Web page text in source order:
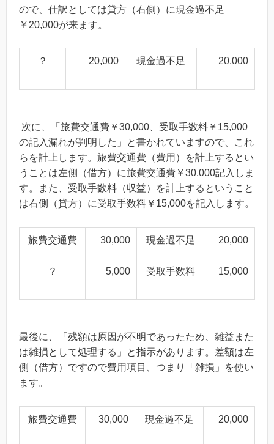
ので、仕訳としては貸方（右側）に現金過不足
￥20,000が来ます。
？ 20,000 現金過不足 20,000
次に、「旅費交通費￥30,000、受取手数料￥15,000
の記入漏れが判明した」と書かれていますので、これ
らを計上します。旅費交通費（費用）を計上するとい
うことは左側（借方）に旅費交通費￥30,000記入しま
す。また、受取手数料（収益）を計上するということ
は右側（貸方）に受取手数料￥15,000を記入します。
旅費交通費
？
30,000
5,000
現金過不足
受取手数料
20,000
15,000
最後に、「 残額は原因が不明であったため、雑益また
は雑損として処理する 」と指示があります。差額は左
側（借方）ですので費用項目、つまり「雑損」を使い
ます。
旅費交通費 30,000 現金過不足 20,000